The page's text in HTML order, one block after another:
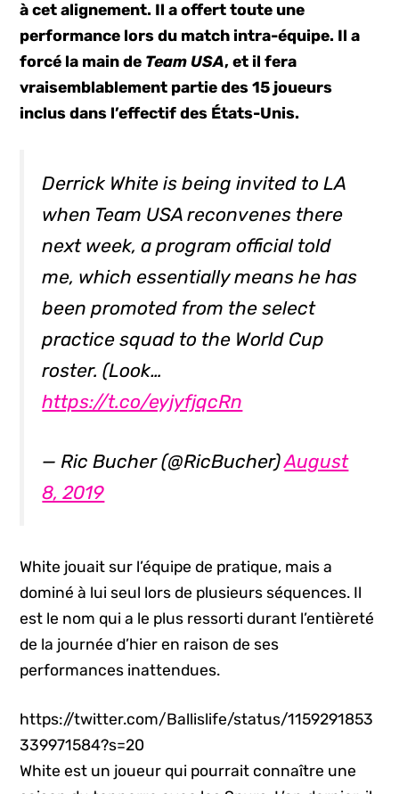
à cet alignement. Il a offert toute une
performance lors du match intra-équipe. Il a
forcé la main de Team USA, et il fera
vraisemblablement partie des 15 joueurs
inclus dans l’effectif des États-Unis.
Derrick White is being invited to LA
when Team USA reconvenes there
next week, a program official told
me, which essentially means he has
been promoted from the select
practice squad to the World Cup
roster. (Look…
https://t.co/eyjyfjqcRn
— Ric Bucher (@RicBucher)August
8, 2019
White jouait sur l’équipe de pratique, mais a
dominé à lui seul lors de plusieurs séquences. Il
est le nom qui a le plus ressorti durant l’entièreté
de la journée d’hier en raison de ses
performances inattendues.
https://twitter.com/Ballislife/status/1159291853
339971584?s=20
White est un joueur qui pourrait connaître une